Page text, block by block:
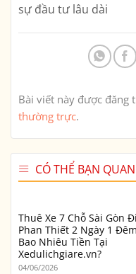
sự đầu tư lâu dài
Bài viết này được đăng
thường trực.
CÓ THỂ BẠN
Thuê Xe 7 Chỗ Sài Gòn Đi
Phan Thiết 2 Ngày 1 Đêm
Bao Nhiêu Tiền Tại
Xedulichgiare.vn?
04/06/2026